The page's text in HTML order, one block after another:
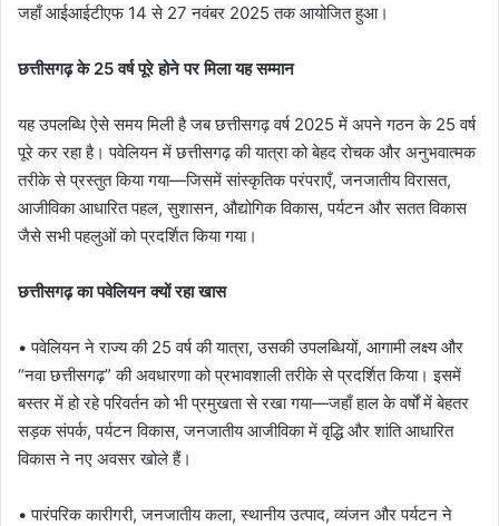
जहाँ आईआईटीएफ 14 से 27 नवंबर 2025 तक आयोजित हुआ।
छत्तीसगढ़ के 25 वर्ष पूरे होने पर मिला यह सम्मान
यह उपलब्धि ऐसे समय मिली है जब छत्तीसगढ़ वर्ष 2025 में अपने गठन के 25 वर्ष
पूरे कर रहा है। पवेलियन में छत्तीसगढ़ की यात्रा को बेहद रोचक और अनुभवात्मक
तरीके से प्रस्तुत किया गया—जिसमें सांस्कृतिक परंपराएँ, जनजातीय विरासत,
आजीविका आधारित पहल, सुशासन, औद्योगिक विकास, पर्यटन और सतत विकास
जैसे सभी पहलुओं को प्रदर्शित किया गया।
छत्तीसगढ़ का पवेलियन क्यों रहा खास
• पवेलियन ने राज्य की 25 वर्ष की यात्रा, उसकी उपलब्धियों, आगामी लक्ष्य और
“नवा छत्तीसगढ़” की अवधारणा को प्रभावशाली तरीके से प्रदर्शित किया। इसमें
बस्तर में हो रहे परिवर्तन को भी प्रमुखता से रखा गया—जहाँ हाल के वर्षों में बेहतर
सड़क संपर्क, पर्यटन विकास, जनजातीय आजीविका में वृद्धि और शांति आधारित
विकास ने नए अवसर खोले हैं।
• पारंपरिक कारीगरी, जनजातीय कला, स्थानीय उत्पाद, व्यंजन और पर्यटन ने